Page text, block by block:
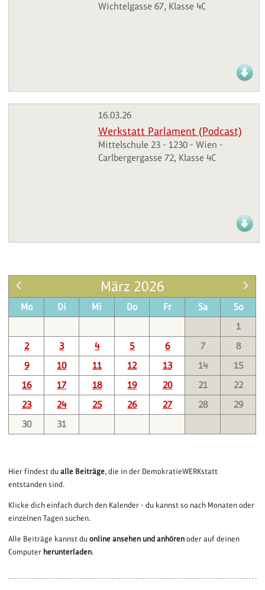
Wichtelgasse 67, Klasse 4C
16.03.26
Werkstatt Parlament (Podcast)
Mittelschule 23 - 1230 - Wien -
Carlbergergasse 72, Klasse 4C
März 2026
Mo Di Mi Do Fr Sa
So
1
2
3 4 5 6 7
8
9
10 11 12 13 14
15
16
17 18 19 20 21
22
23
24 25 26 27 28
29
30
31
Hier findest dualle Beiträge, die in der DemokratieWERKstatt
entstanden sind.
Klicke dich einfach durch den Kalender - du kannst so nach Monaten oder
einzelnen Tagen suchen.
Alle Beiträge kannst duonline ansehen und anhören oder auf deinen
Computer herunterladen.